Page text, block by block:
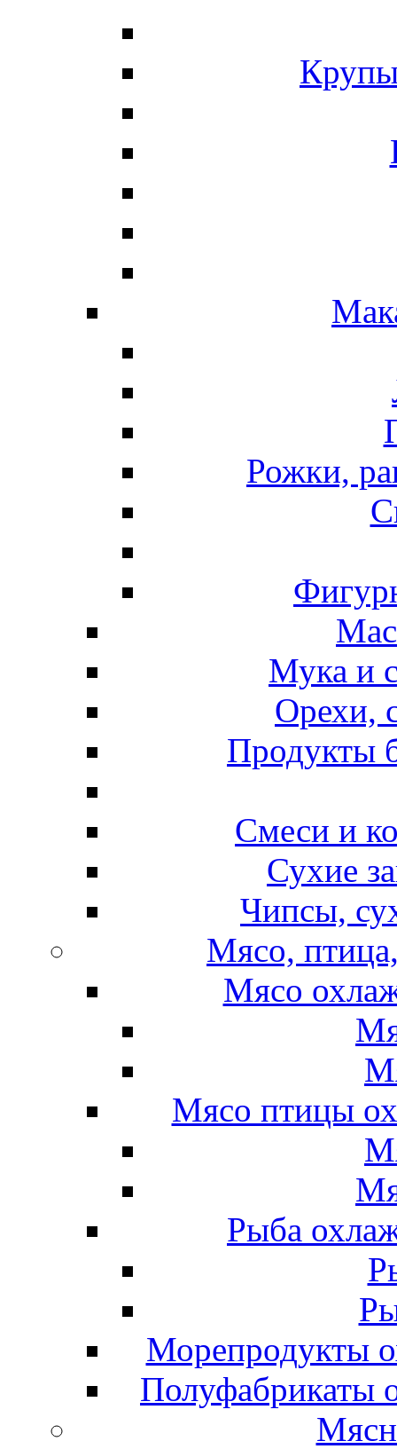
Рожки,
Мука и
Орехи,
Продукты
Смеси и
Сухие
Чипсы,
Мясо,
Мясо
Мясо птицы
Рыба
Морепродукты
Полуфабрикаты